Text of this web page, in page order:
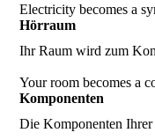
Electricity becomes a
Hörraum
Ihr Raum wird zum
Your room becomes a
Komponenten
Die Komponenten